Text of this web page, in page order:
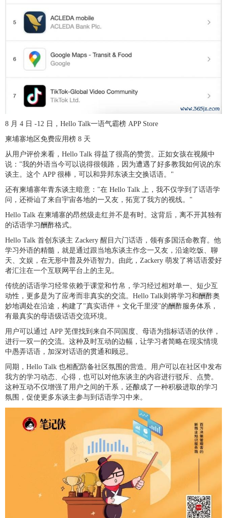
8 月 4 日 -12 日，Hello Talk一语气霸榜 APP Store
柬埔寨地区免费应用榜 8 天
从用户评价来看，Hello Talk 得益了很高的赞赏。正如女孩在视频中
说："我的外语当今可以说得很领路，因为遭遇了好多教我如何说的东
谈主。这个 APP 很棒，可以和异邦东谈主交换话语。"
还有柬埔寨年青东谈主暗意："在 Hello Talk 上，我不仅学到了话语学
问，还褂讪了来自宇宙各地的一又友，拓宽了我方的视线。"
Hello Talk 在柬埔寨的昂然级走红并不是有时。这背后，离不开其独有
的话语学习酬酢格式。
Hello Talk 首创东谈主 Zackery 醒目六门话语，领有多国活命教育。他
学习外语的精髓，就是通过跟当地东谈主作念一又友，沿途吃饭、聊
天、文娱，在无形中普及外语智力。由此，Zackery 萌发了将话语爱好
者汇注在一个互联网平台上的主见。
传统的话语学习经常依赖于课堂和竹帛，学习经过相对单一、短少互
动性，更多是为了应考而非真实的交流。Hello Talk则将学习和酬酢奥
妙地调处在沿途，构建了"真实语伴 + 文化千里浸"的酬酢服务体系，
有最真实的母语级话语交流环境。
用户可以通过 APP 芜俚找到来自不同国度、母语为指标话语的伙伴，
进行一双一的交流。这种及时互动的边幅，让学习者简略在现实情境
中愚弄话语，加深对话语的贯通和顾忌。
同期，Hello Talk 也相配防备社区氛围的营造。用户可以在社区中发布
我方的学习动态、心得，也可以对他东谈主的内容进行驳斥、点赞。
这种互动不仅增强了用户之间的干系，还酿成了一种积极进取的学习
氛围，促使更多东谈主参与到话语学习中来。